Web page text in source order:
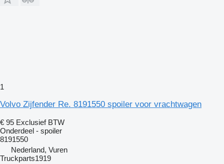
1
Volvo Zijfender Re. 8191550 spoiler voor vrachtwagen
€ 95 Exclusief BTW
Onderdeel - spoiler
8191550
Nederland, Vuren
Truckparts1919